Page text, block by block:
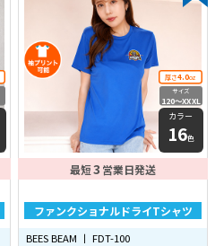
厚さ4.0oz
サイズ
120〜XXXL
カラー
16色
最短3 営業日発送
ファンクショナルドライTシャツ
BEES BEAM 丨 FDT-100